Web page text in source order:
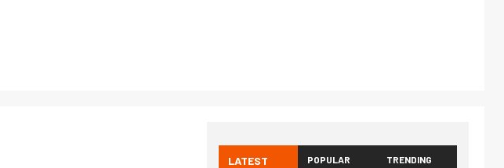
LATEST POPULAR TRENDING